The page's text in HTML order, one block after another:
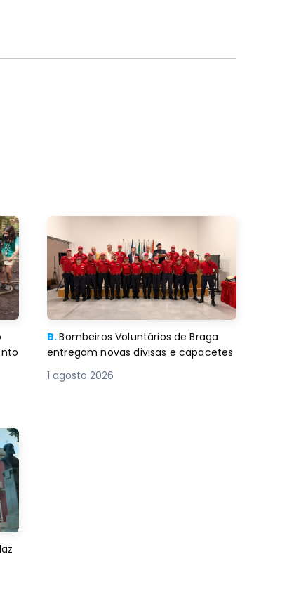
B.Bombeiros Voluntários de Braga
entregam novas divisas e capacetes
1 agosto 2026